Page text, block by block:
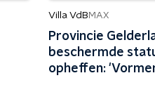
Villa VdB MAX
Provincie
beschermde
opheffen: